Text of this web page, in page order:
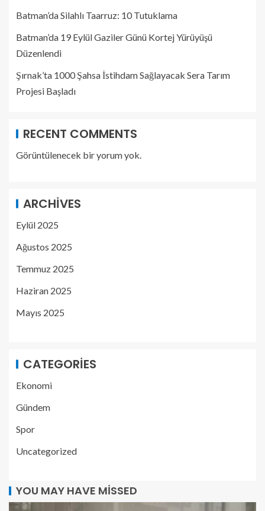
Batman’da Silahlı Taarruz: 10 Tutuklama
Batman’da 19 Eylül Gaziler Günü Kortej Yürüyüşü
Düzenlendi
Şırnak’ta 1000 Şahsa İstihdam Sağlayacak Sera Tarım
Projesi Başladı
RECENT COMMENTS
Görüntülenecek bir yorum yok.
ARCHIVES
Eylül 2025
Ağustos 2025
Temmuz 2025
Haziran 2025
Mayıs 2025
CATEGORIES
Ekonomi
Gündem
Spor
Uncategorized
YOU MAY HAVE MISSED